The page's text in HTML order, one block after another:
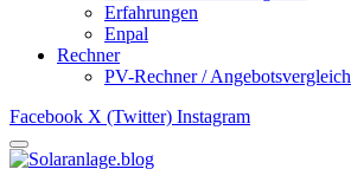
Erfahrungen
Enpal
Rechner
PV-Rechner / Angebotsvergleich
Facebook X (Twitter) Instagram